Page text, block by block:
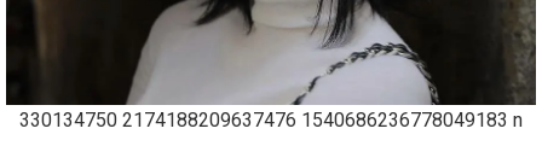
330134750 2174188209637476 1540686236778049183 n